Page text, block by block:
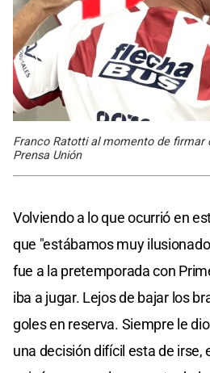
Franco Ratotti al momento de firmar
Prensa Unión
Volviendo a lo que ocurrió en
que "estábamos muy
fue a la pretemporada con
iba a jugar. Lejos de bajar los
goles en reserva. Siempre le
una decisión difícil esta de irse,